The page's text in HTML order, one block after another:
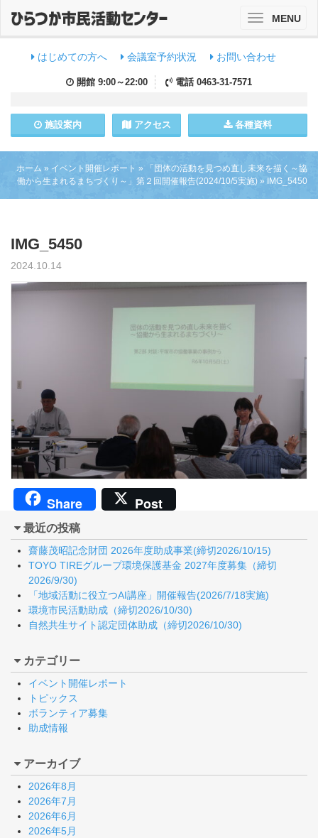
はじめての方へ 会議室予約状況 お問い合わせ
開館 9:00～22:00 電話 0463-31-7571
施設案内 アクセス 各種資料
ToggleMENU
ホーム » イベント開催レポート »
「団体の活動を見つめ直し未来を描く～協
働から生まれるまちづくり～」第２回開催報告(2024/10/5実施) » IMG_5450
IMG_5450
2024.10.14
Share Post
最近の投稿
齋藤茂昭記念財団 2026年度助成事業(締切2026/10/15)
TOYO TIREグループ環境保護基金 2027年度募集（締切
2026/9/30)
「地域活動に役立つAI講座」開催報告(2026/7/18実施)
環境市民活動助成（締切2026/10/30)
自然共生サイト認定団体助成（締切2026/10/30)
カテゴリー
イベント開催レポート
トピックス
ボランティア募集
助成情報
アーカイブ
2026年8月
2026年7月
2026年6月
2026年5月